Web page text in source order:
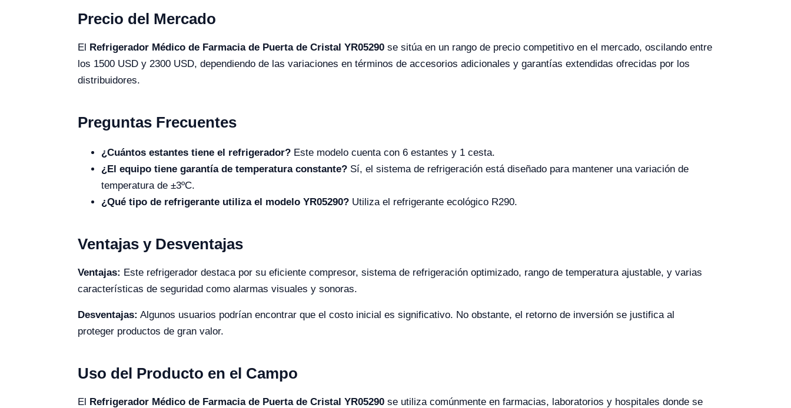
Precio del Mercado
El Refrigerador Médico de Farmacia de Puerta de Cristal YR05290 se sitúa en un rango de precio competitivo en el mercado, oscilando entre
los 1500 USD y 2300 USD, dependiendo de las variaciones en términos de accesorios adicionales y garantías extendidas ofrecidas por los
distribuidores.
Preguntas Frecuentes
¿Cuántos estantes tiene el refrigerador? Este modelo cuenta con 6 estantes y 1 cesta.
¿El equipo tiene garantía de temperatura constante? Sí, el sistema de refrigeración está diseñado para mantener una variación de
temperatura de ±3ºC.
¿Qué tipo de refrigerante utiliza el modelo YR05290? Utiliza el refrigerante ecológico R290.
Ventajas y Desventajas
Ventajas: Este refrigerador destaca por su eficiente compresor, sistema de refrigeración optimizado, rango de temperatura ajustable, y varias
características de seguridad como alarmas visuales y sonoras.
Desventajas: Algunos usuarios podrían encontrar que el costo inicial es significativo. No obstante, el retorno de inversión se justifica al
proteger productos de gran valor.
Uso del Producto en el Campo
El Refrigerador Médico de Farmacia de Puerta de Cristal YR05290 se utiliza comúnmente en farmacias, laboratorios y hospitales donde se